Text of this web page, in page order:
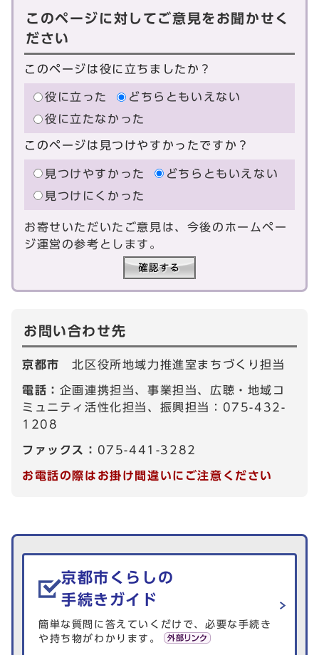
このページに対してご意見をお聞かせく
ださい
このページは役に立ちましたか？
役に立った
どちらともいえない
役に立たなかった
このページは見つけやすかったですか？
見つけやすかった
どちらともいえない
見つけにくかった
お寄せいただいたご意見は、今後のホームペー
ジ運営の参考とします。
お問い合わせ先
京都市北区役所地域力推進室まちづくり担当
電話： 企画連携担当、事業担当、広聴・地域コ
ミュニティ活性化担当、振興担当：075-432-
1208
ファックス： 075-441-3282
お電話の際はお掛け間違いにご注意ください
生活情報を探す
京都市くらしの
手続きガイド
簡単な質問に答えていくだけで、必要な手続き
や持ち物がわかります。